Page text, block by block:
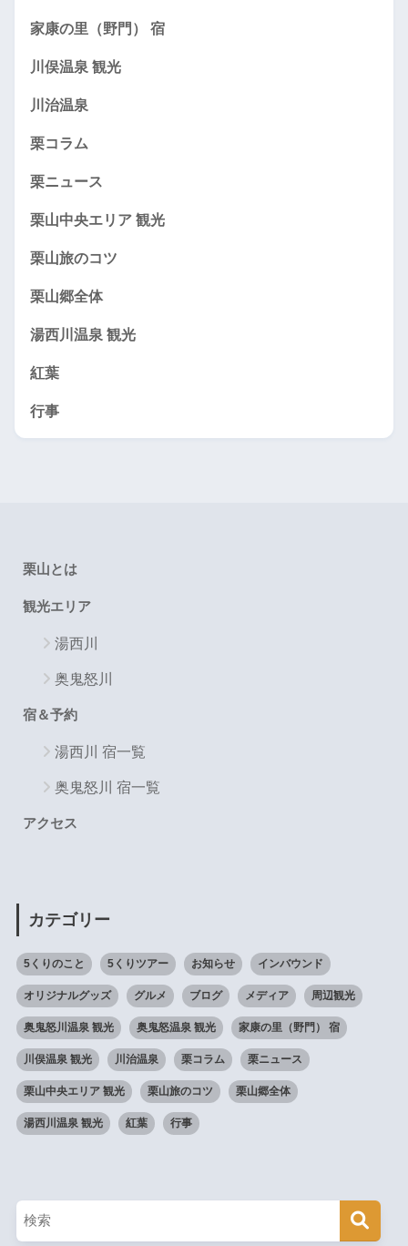
家康の里（野門） 宿
川俣温泉 観光
川治温泉
栗コラム
栗ニュース
栗山中央エリア 観光
栗山旅のコツ
栗山郷全体
湯西川温泉 観光
紅葉
行事
栗山とは
観光エリア
湯西川
奥鬼怒川
宿＆予約
湯西川 宿一覧
奥鬼怒川 宿一覧
アクセス
カテゴリー
5くりのこと 5くりツアー お知らせ インバウンド
オリジナルグッズ グルメ ブログ メディア 周辺観光
奥鬼怒川温泉 観光 奥鬼怒温泉 観光 家康の里（野門） 宿
川俣温泉 観光 川治温泉 栗コラム 栗ニュース
栗山中央エリア 観光 栗山旅のコツ 栗山郷全体
湯西川温泉 観光 紅葉 行事